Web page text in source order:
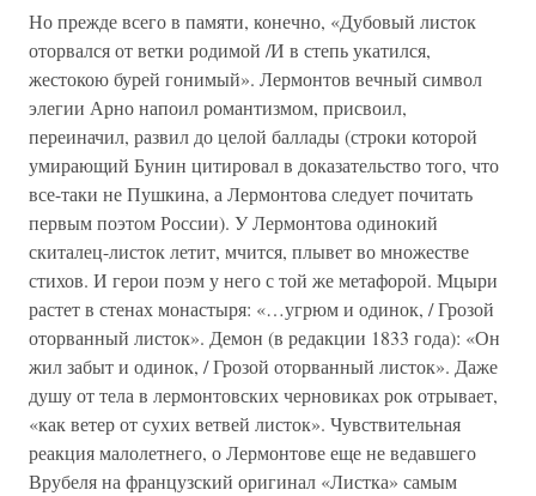
Но прежде всего в памяти, конечно, «Дубовый листок
оторвался от ветки родимой /И в степь укатился,
жестокою бурей гонимый». Лермонтов вечный символ
элегии Арно напоил романтизмом, присвоил,
переиначил, развил до целой баллады (строки которой
умирающий Бунин цитировал в доказательство того, что
все-таки не Пушкина, а Лермонтова следует почитать
первым поэтом России). У Лермонтова одинокий
скиталец-листок летит, мчится, плывет во множестве
стихов. И герои поэм у него с той же метафорой. Мцыри
растет в стенах монастыря: «…угрюм и одинок, / Грозой
оторванный листок». Демон (в редакции 1833 года): «Он
жил забыт и одинок, / Грозой оторванный листок». Даже
душу от тела в лермонтовских черновиках рок отрывает,
«как ветер от сухих ветвей листок». Чувствительная
реакция малолетнего, о Лермонтове еще не ведавшего
Врубеля на французский оригинал «Листка» самым